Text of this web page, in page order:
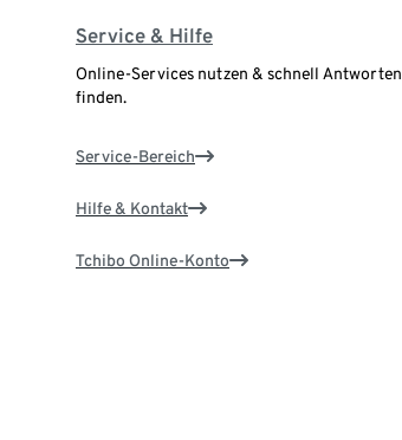
Service & Hilfe
Online-Services nutzen & schnell Antworten
finden.
Service-Bereich
Hilfe & Kontakt
Tchibo Online-Konto